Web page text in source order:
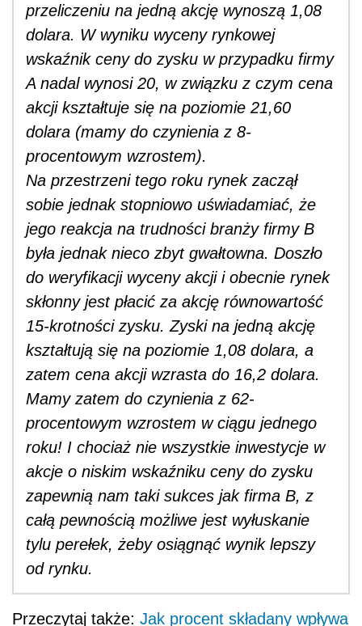
przeliczeniu na jedną akcję wynoszą 1,08
dolara. W wyniku wyceny rynkowej
wskaźnik ceny do zysku w przypadku firmy
A nadal wynosi 20, w związku z czym cena
akcji kształtuje się na poziomie 21,60
dolara (mamy do czynienia z 8-
procentowym wzrostem).
Na przestrzeni tego roku rynek zaczął
sobie jednak stopniowo uświadamiać, że
jego reakcja na trudności branży firmy B
była jednak nieco zbyt gwałtowna. Doszło
do weryfikacji wyceny akcji i obecnie rynek
skłonny jest płacić za akcję równowartość
15-krotności zysku. Zyski na jedną akcję
kształtują się na poziomie 1,08 dolara, a
zatem cena akcji wzrasta do 16,2 dolara.
Mamy zatem do czynienia z 62-
procentowym wzrostem w ciągu jednego
roku! I chociaż nie wszystkie inwestycje w
akcje o niskim wskaźniku ceny do zysku
zapewnią nam taki sukces jak firma B, z
całą pewnością możliwe jest wyłuskanie
tylu perełek, żeby osiągnąć wynik lepszy
od rynku.
Przeczytaj także: Jak procent składany wpływa